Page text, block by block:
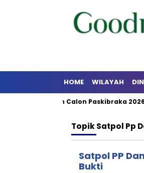
HOME WILAYAH
dan Pelatihan Calon Paskibraka 2026
TopikSatpol Pp
Satpol PP
Bukti